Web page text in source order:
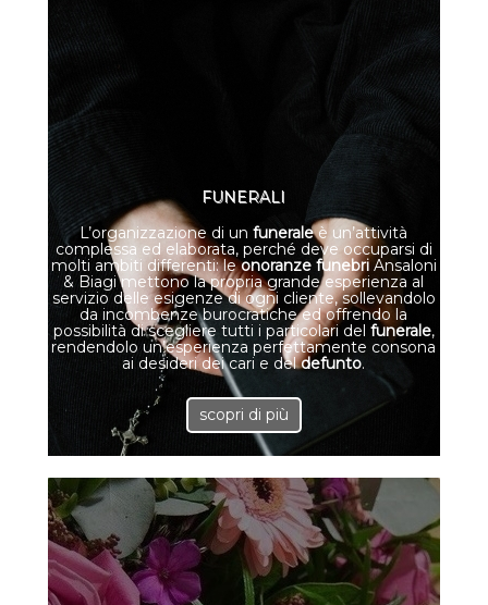
FUNERALI
L’organizzazione di unfuneraleè un’attività
complessa ed elaborata, perché deve occuparsi di
molti ambiti differenti: leonoranze funebriAnsaloni
& Biagi mettono la propria grande esperienza al
servizio delle esigenze di ogni cliente, sollevandolo
da incombenze burocratiche ed offrendo la
possibilità di scegliere tutti i particolari del funerale,
rendendolo un’esperienza perfettamente consona
ai desideri dei cari e deldefunto.